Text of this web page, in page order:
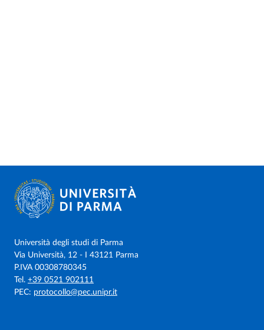
Università degli studi di Parma
Via Università, 12 - I 43121 Parma
P.IVA 00308780345
Tel. +39 0521 902111
PEC: protocollo@pec.unipr.it